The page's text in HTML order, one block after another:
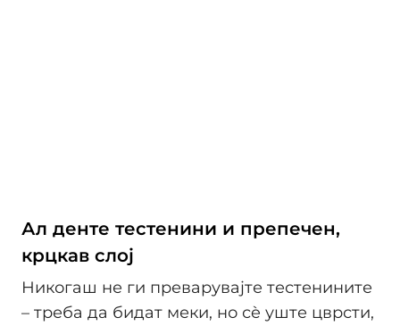
Ал денте тестенини и препечен,
крцкав слој
Никогаш не ги преварувајте тестенините
– треба да бидат меки, но сè уште цврсти,